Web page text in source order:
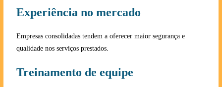
Experiência no mercado
Empresas consolidadas tendem a oferecer maior segurança e
qualidade nos serviços prestados.
Treinamento de equipe